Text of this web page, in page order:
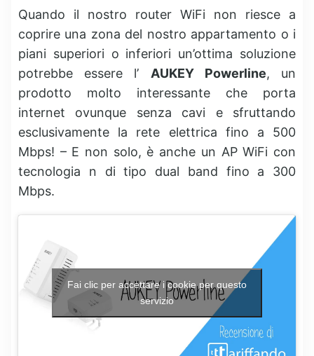
Quando il nostro router WiFi non riesce a
coprire una zona del nostro appartamento o i
piani superiori o inferiori un’ottima soluzione
potrebbe essere l’ AUKEY Powerline, un
prodotto molto interessante che porta
internet ovunque senza cavi e sfruttando
esclusivamente la rete elettrica fino a 500
Mbps! – E non solo, è anche un AP WiFi con
tecnologia n di tipo dual band fino a 300
Mbps.
Fai clic per accettare i cookie per questo
servizio